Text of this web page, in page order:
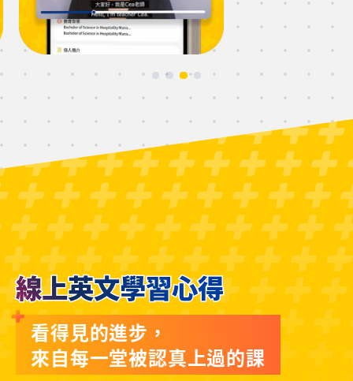
線上英文學習心得
看得見的進步，
來自每一堂被認真上過的課